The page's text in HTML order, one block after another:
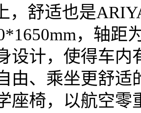
，舒适也是
，轴距
设计，使得车内
由、乘坐更舒适
座椅，以航空